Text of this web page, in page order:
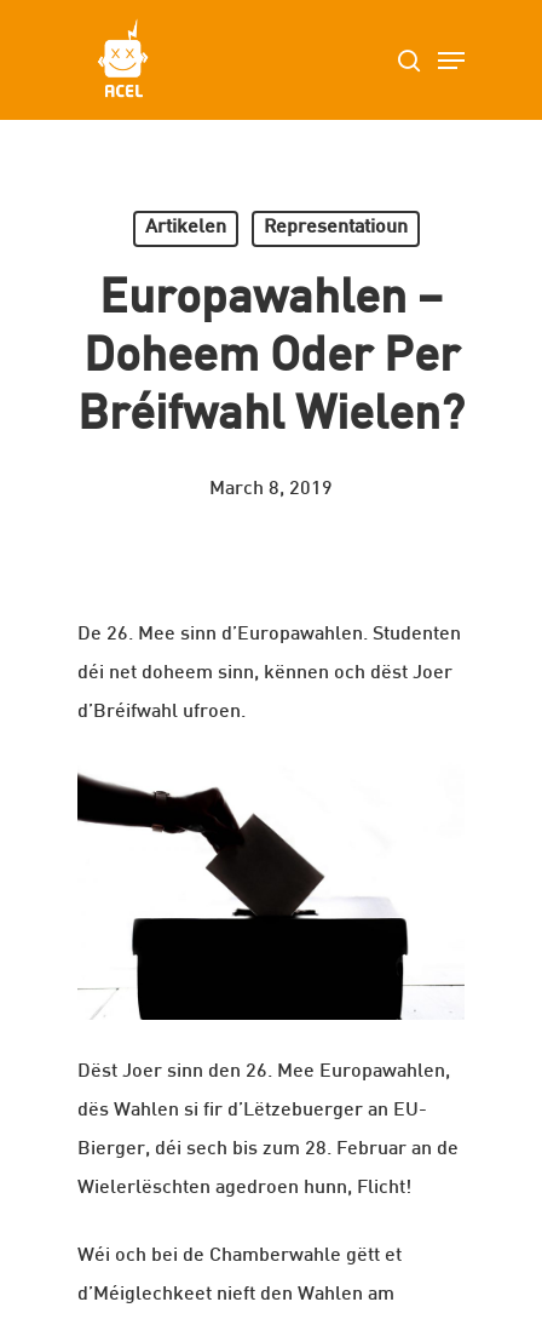
search
Artikelen Representatioun
Europawahlen –
Doheem Oder Per
Bréifwahl Wielen?
March 8, 2019
De 26. Mee sinn d’Europawahlen. Studenten
déi net doheem sinn, kënnen och dëst Joer
d’Bréifwahl ufroen.
Dëst Joer sinn den 26. Mee Europawahlen,
dës Wahlen si fir d’Lëtzebuerger an EU-
Bierger, déi sech bis zum 28. Februar an de
Wielerlëschten agedroen hunn, Flicht!
Wéi och bei de Chamberwahle gëtt et
d’Méiglechkeet nieft den Wahlen am